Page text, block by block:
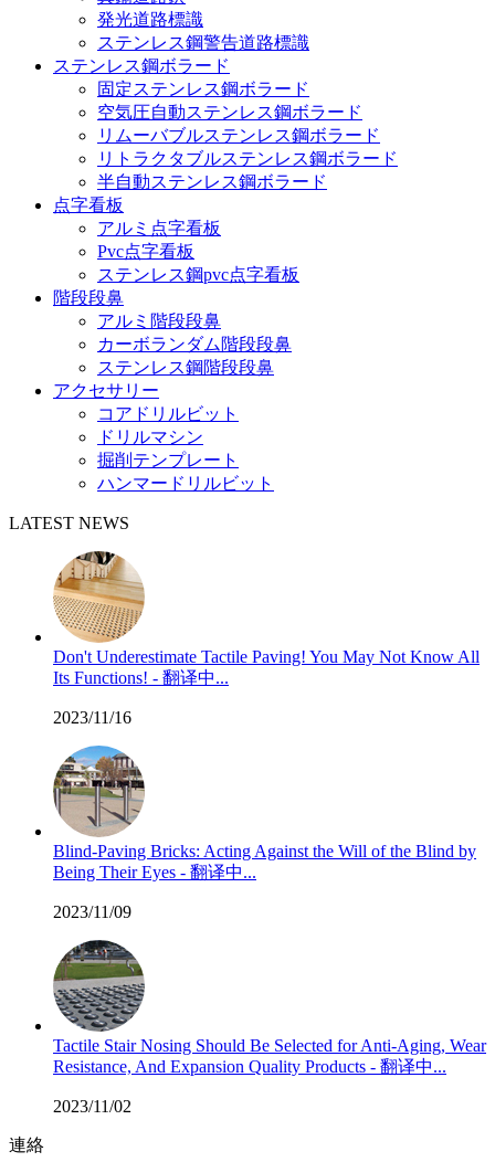
発光道路標識
ステンレス鋼警告道路標識
ステンレス鋼ボラード
固定ステンレス鋼ボラード
空気圧自動ステンレス鋼ボラード
リムーバブルステンレス鋼ボラード
リトラクタブルステンレス鋼ボラード
半自動ステンレス鋼ボラード
点字看板
アルミ点字看板
Pvc点字看板
ステンレス鋼pvc点字看板
階段段鼻
アルミ階段段鼻
カーボランダム階段段鼻
ステンレス鋼階段段鼻
アクセサリー
コアドリルビット
ドリルマシン
掘削テンプレート
ハンマードリルビット
LATEST NEWS
Don't Underestimate Tactile Paving! You May Not Know All
Its Functions! - 翻译中...
2023/11/16
Blind-Paving Bricks: Acting Against the Will of the Blind by
Being Their Eyes - 翻译中...
2023/11/09
Tactile Stair Nosing Should Be Selected for Anti-Aging, Wear
Resistance, And Expansion Quality Products - 翻译中...
2023/11/02
連絡